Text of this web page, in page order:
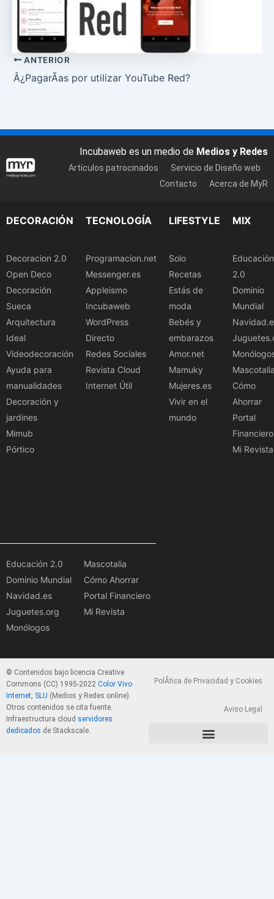
ANTERIOR
Â¿PagarÃ­as por utilizar YouTube Red?
Incubaweb es un medio de Medios y Redes
Artículos patrocinados
Servicio de Diseño web
Contacto
Acerca de MyR
DECORACIÓN
Decoracion 2.0
Open Deco
Decoración
Sueca
Arquitectura
Ideal
Videodecoración
Ayuda para
manualidades
Decoración y
jardines
Mimub
Pórtico
TECNOLOGÍA
Programacion.net
Messenger.es
Appleismo
Incubaweb
WordPress
Directo
Redes Sociales
Revista Cloud
Internet Útil
LIFESTYLE
Solo
Recetas
Estás de
moda
Bebés y
embarazos
Amor.net
Mamuky
Mujeres.es
Vivir en el
mundo
MIX
Educación
2.0
Dominio
Mundial
Cómo
Ahorrar
Portal
Financiero
Mi Revista
Educación 2.0
Dominio Mundial
Navidad.es
Juguetes.org
Monólogos
Mascotalia
Cómo Ahorrar
Portal Financiero
Mi Revista
© Contenidos bajo licencia Creative
Commons (CC) 1995-2022 Color Vivo
Internet, SLU (Medios y Redes online).
Otros contenidos se cita fuente.
Infraestructura cloud servidores
dedicados de Stackscale.
PolÃ­tica de Privacidad y Cookies
Aviso Legal